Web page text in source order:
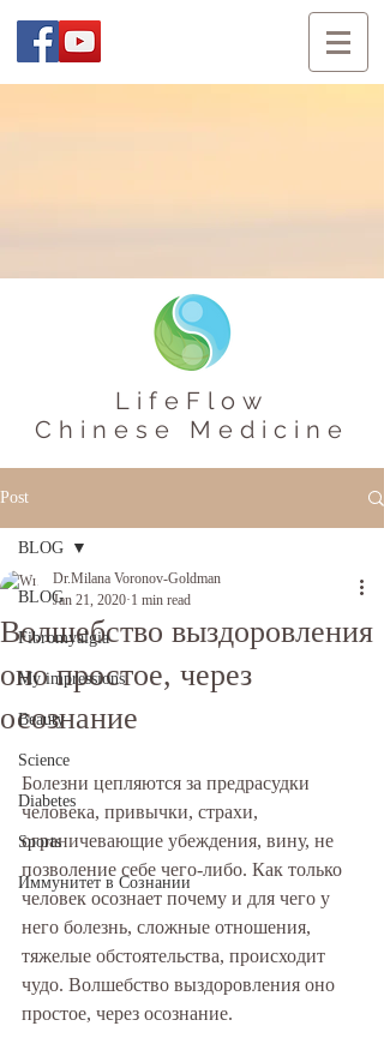
LifeFlow
Chinese Medicine
Post
BLOG
Fibromyalgia
My impressions
Beauty
Science
Diabetes
Sports
Иммунитет в Сознании
BLOG
Волшебство выздоровления
оно простое, через
осознание
Dr.Milana Voronov-Goldman
Jan 21, 2020 1 min read
Болезни цепляются за предрасудки
человека, привычки, страхи,
ограничевающие убеждения, вину, не
позволение себе чего-либо. Как только
человек осознает почему и для чего у
него болезнь, сложные отношения,
тяжелые обстоятельства, происходит
чудо. Волшебство выздоровления оно
простое, через осознание.